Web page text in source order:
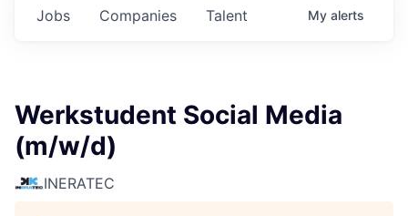
Jobs Companies Talent My alerts
Werkstudent Social Media
(m/w/d)
INERATEC